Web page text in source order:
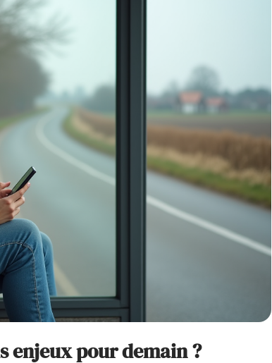
enjeux pour demain ?